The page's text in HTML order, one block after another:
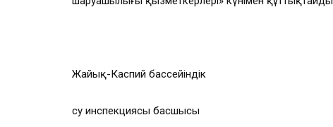
Жайық-Каспий бассейіндік
су инспекциясы басшысы